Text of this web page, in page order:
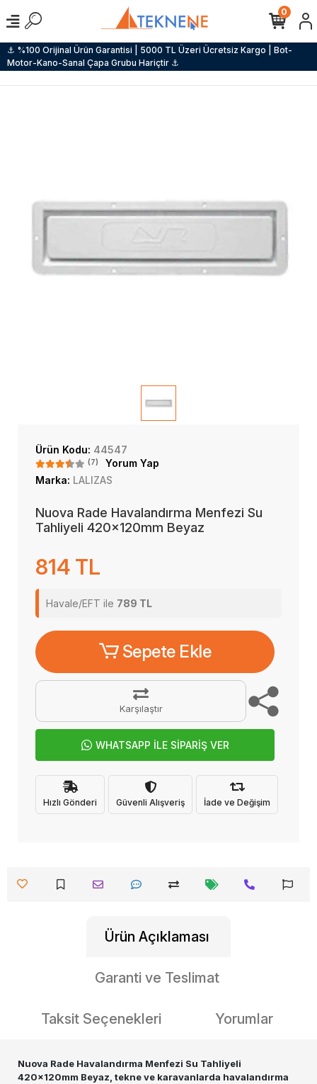
⚓ %100 Orijinal Ürün Garantisi | 5000 TL Üzeri Ücretsiz Kargo | Bot-
Motor-Kano-Sanal Çapa Grubu Hariçtir ⚓
0
Ürün Kodu: 44547
(7)
Yorum Yap
Marka: LALIZAS
Nuova Rade Havalandırma Menfezi Su
Tahliyeli 420x120mm Beyaz
814 TL
Havale/EFT ile 789 TL
Sepete Ekle
Karşılaştır
WHATSAPP İLE SİPARİŞ VER
Hızlı Gönderi Güvenli Alışveriş İade ve Değişim
Ürün Açıklaması
Garanti ve Teslimat
Taksit Seçenekleri Yorumlar
Nuova Rade Havalandırma Menfezi Su Tahliyeli
420x120mm Beyaz, tekne ve karavanlarda havalandırma